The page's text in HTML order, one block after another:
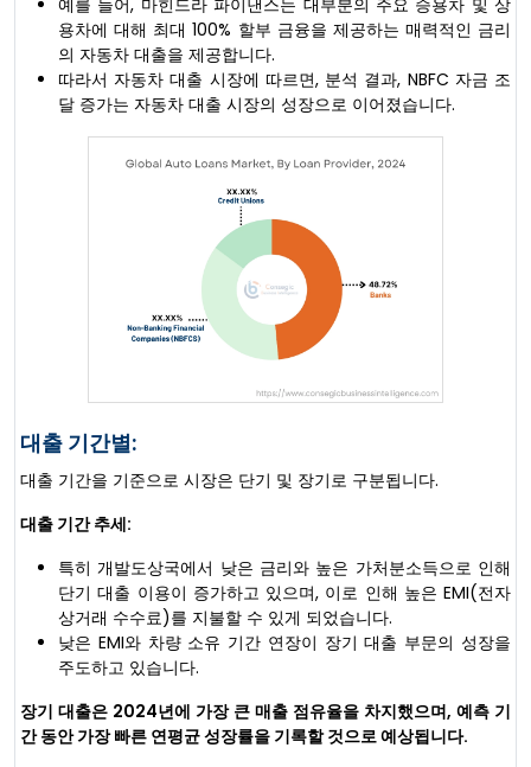
용차에 대해 최대 100% 할부 금융을 제공하는 매력적인 금리
의 자동차 대출을 제공합니다.
따라서 자동차 대출 시장에 따르면, 분석 결과, NBFC 자금 조
달 증가는 자동차 대출 시장의 성장으로 이어졌습니다.
대출 기간별:
대출 기간을 기준으로 시장은 단기 및 장기로 구분됩니다.
대출 기간 추세:
특히 개발도상국에서 낮은 금리와 높은 가처분소득으로 인해
단기 대출 이용이 증가하고 있으며, 이로 인해 높은 EMI(전자
상거래 수수료)를 지불할 수 있게 되었습니다.
낮은 EMI와 차량 소유 기간 연장이 장기 대출 부문의 성장을
주도하고 있습니다.
장기 대출은 2024년에 가장 큰 매출 점유율을 차지했으며, 예측 기
간 동안 가장 빠른 연평균 성장률을 기록할 것으로 예상됩니다.